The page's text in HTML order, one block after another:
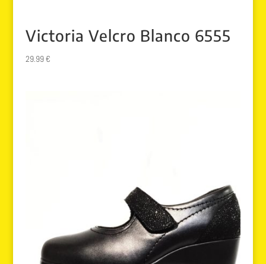
Victoria Velcro Blanco 6555
29.99€